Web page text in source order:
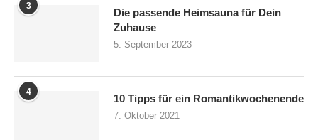
3
Die passende Heimsauna für Dein
Zuhause
5. September 2023
4
10 Tipps für ein Romantikwochenende
7. Oktober 2021